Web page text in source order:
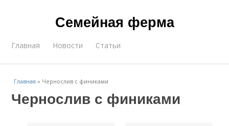
Семейная ферма
Главная Новости Статьи
Главная » Чернослив с финиками
Чернослив с финиками